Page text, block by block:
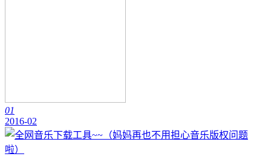
01
2016-02